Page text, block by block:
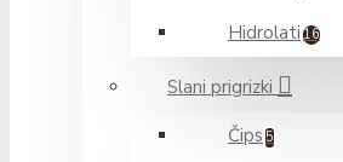
Hidrolati 16
Slani prigrizki
Čips 5